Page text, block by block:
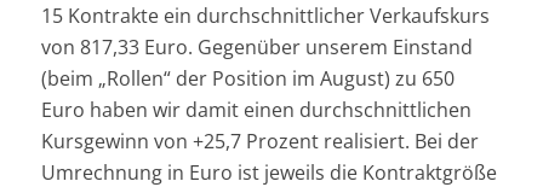
15 Kontrakte ein durchschnittlicher Verkaufskurs
von 817,33 Euro. Gegenüber unserem Einstand
(beim „Rollen“ der Position im August) zu 650
Euro haben wir damit einen durchschnittlichen
Kursgewinn von +25,7 Prozent realisiert. Bei der
Umrechnung in Euro ist jeweils die Kontraktgröße